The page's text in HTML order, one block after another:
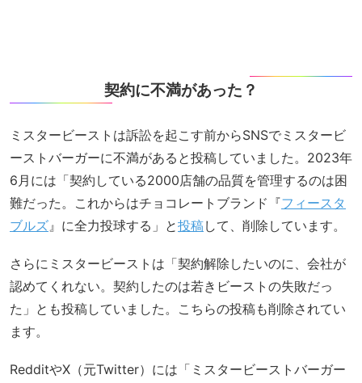
契約に不満があった？
ミスタービーストは訴訟を起こす前からSNSでミスタービ
ーストバーガーに不満があると投稿していました。2023年
6月には「契約している2000店舗の品質を管理するのは困
難だった。これからはチョコレートブランド『フィースタ
ブルズ 』に全力投球する」と投稿して、削除しています。
さらにミスタービーストは「契約解除したいのに、会社が
認めてくれない。契約したのは若きビーストの失敗だっ
た」とも投稿していました。こちらの投稿も削除されてい
ます。
RedditやX（元Twitter）には「ミスタービーストバーガー